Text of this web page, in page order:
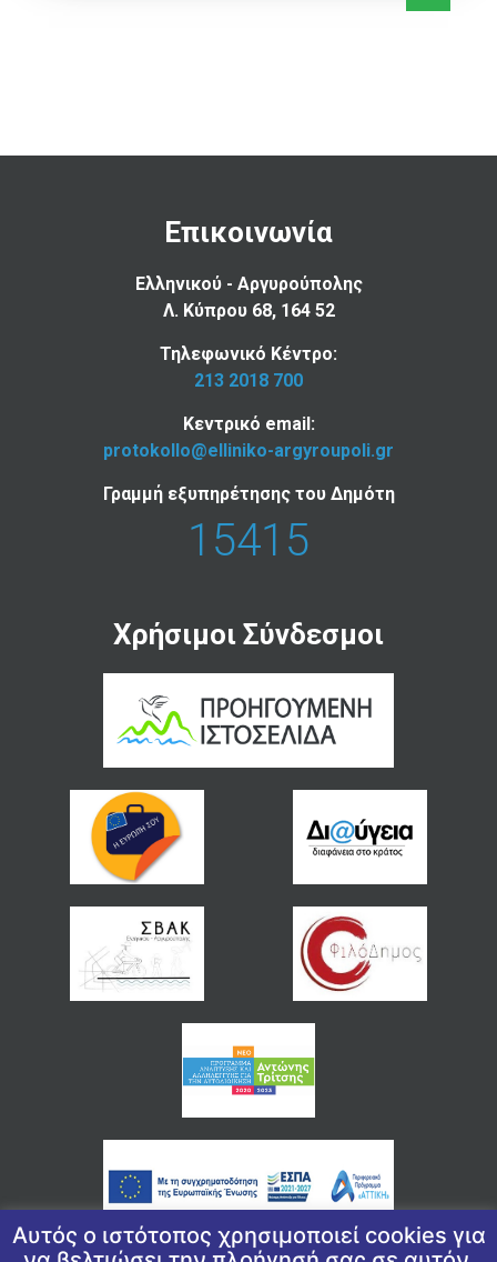
Επικοινωνία
Ελληνικού - Αργυρούπολης
Λ. Κύπρου 68, 164 52
Τηλεφωνικό Κέντρο:
213 2018 700
Κεντρικό email:
protokollo@elliniko-argyroupoli.gr
Γραμμή εξυπηρέτησης του Δημότη
15415
Χρήσιμοι Σύνδεσμοι
Αυτός ο ιστότοπος χρησιμοποιεί cookies για